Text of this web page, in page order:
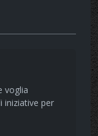
voglia
iniziative per